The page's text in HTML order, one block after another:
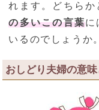
れます。どちらか
の多いこの言葉に
いるのでしょうか。
おしどり夫婦の意